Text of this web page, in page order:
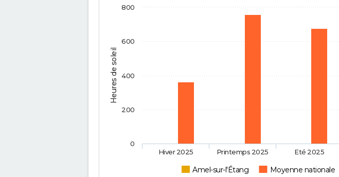
Heures de soleil
Amel-sur-l'Étang Moyenne nationale
Hiver 2025 Printemps 2025 Eté 2025
0
200
400
600
800